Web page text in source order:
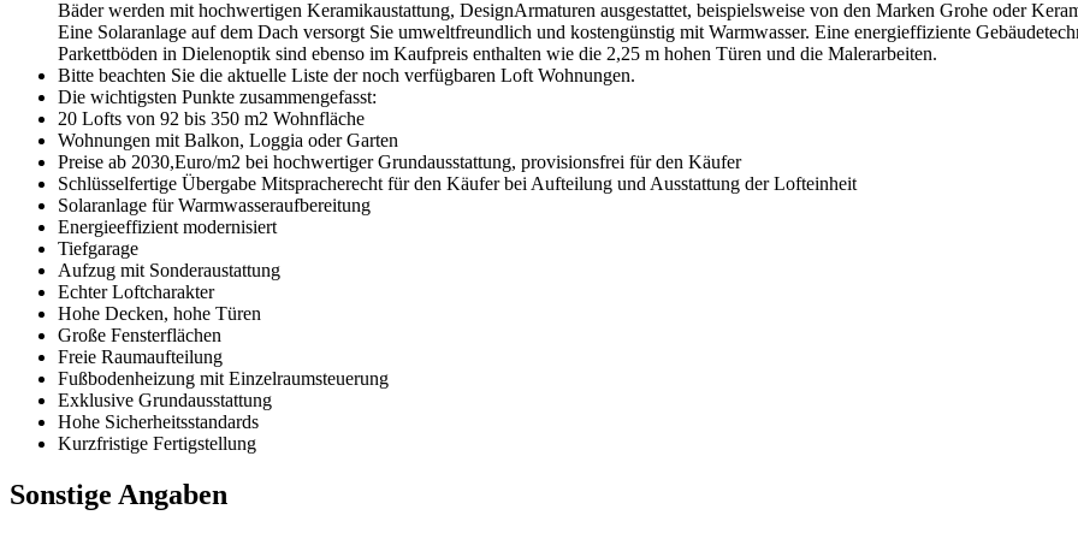
Bäder werden mit hochwertigen Keramikaustattung, DesignArmaturen ausgestattet, beispielsweise von den Marken Grohe oder
Eine Solaranlage auf dem Dach versorgt Sie umweltfreundlich und kostengünstig mit Warmwasser. Eine energieffiziente
Parkettböden in Dielenoptik sind ebenso im Kaufpreis enthalten wie die 2,25 m hohen Türen und die Malerarbeiten.
Bitte beachten Sie die aktuelle Liste der noch verfügbaren Loft Wohnungen.
Die wichtigsten Punkte zusammengefasst:
20 Lofts von 92 bis 350 m2 Wohnfläche
Wohnungen mit Balkon, Loggia oder Garten
Preise ab 2030,Euro/m2 bei hochwertiger Grundausstattung, provisionsfrei für den Käufer
Schlüsselfertige Übergabe Mitspracherecht für den Käufer bei Aufteilung und Ausstattung der Lofteinheit
Solaranlage für Warmwasseraufbereitung
Energieeffizient modernisiert
Tiefgarage
Aufzug mit Sonderaustattung
Echter Loftcharakter
Hohe Decken, hohe Türen
Große Fensterflächen
Freie Raumaufteilung
Fußbodenheizung mit Einzelraumsteuerung
Exklusive Grundausstattung
Hohe Sicherheitsstandards
Kurzfristige Fertigstellung
Sonstige Angaben